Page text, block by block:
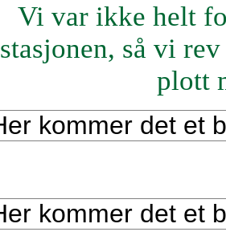
Vi var ikke helt
stasjonen, så vi
plott